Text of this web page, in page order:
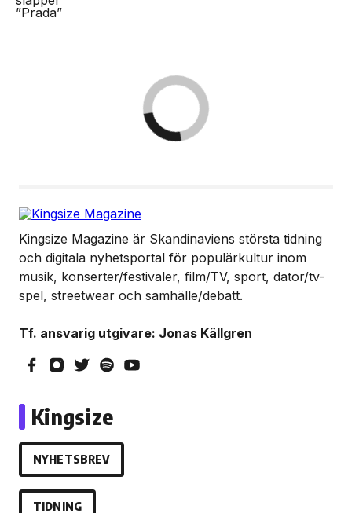
Kingsize Magazine är Skandinaviens största tidning
och digitala nyhetsportal för populärkultur inom
musik, konserter/festivaler, film/TV, sport, dator/tv-
spel, streetwear och samhälle/debatt.
Tf. ansvarig utgivare: Jonas Källgren
Kingsize
NYHETSBREV
TIDNING